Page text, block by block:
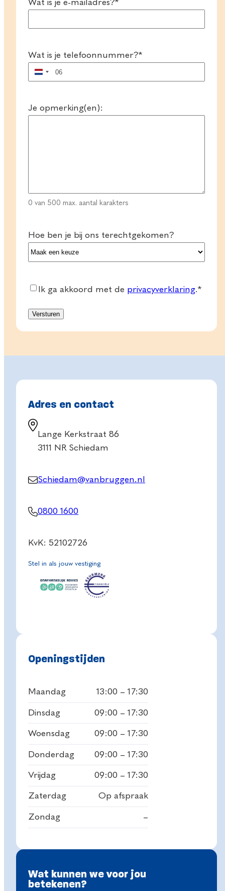
Wat is je e-mailadres?*
Wat is je telefoonnummer?*
Nederland
Je opmerking(en):
0 van 500 max. aantal karakters
Hoe ben je bij ons terechtgekomen?
Consent*
Ik ga akkoord met de privacyverklaring.*
Adres en contact
Lange Kerkstraat 86
3111 NR Schiedam
Schiedam@vanbruggen.nl
0800 1600
KvK: 52102726
Stel in als jouw vestiging
Openingstijden
Maandag 13:00 – 17:30
Dinsdag 09:00 – 17:30
Woensdag 09:00 – 17:30
Donderdag 09:00 – 17:30
Vrijdag 09:00 – 17:30
Zaterdag Op afspraak
Zondag –
Wat kunnen we voor jou
betekenen?